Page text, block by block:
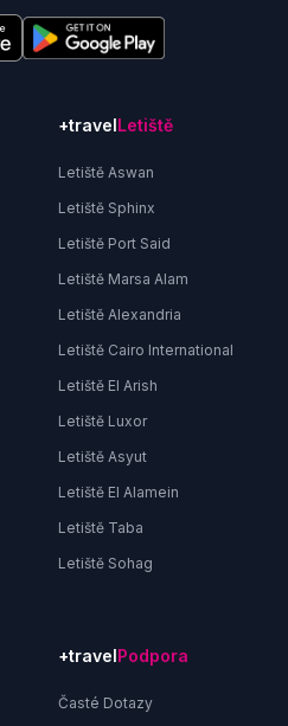
+travelLetiště
Letiště Aswan
Letiště Sphinx
Letiště Port Said
Letiště Marsa Alam
Letiště Alexandria
Letiště Cairo International
Letiště El Arish
Letiště Luxor
Letiště Asyut
Letiště El Alamein
Letiště Taba
Letiště Sohag
+travelPodpora
Časté Dotazy